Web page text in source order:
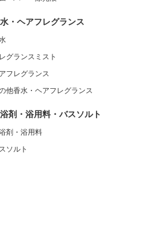
・ヘアフレグランス
グランスミスト
フレグランス
他香水・ヘアフレグランス
剤・浴用料・バスソルト
剤・浴用料
ソルト